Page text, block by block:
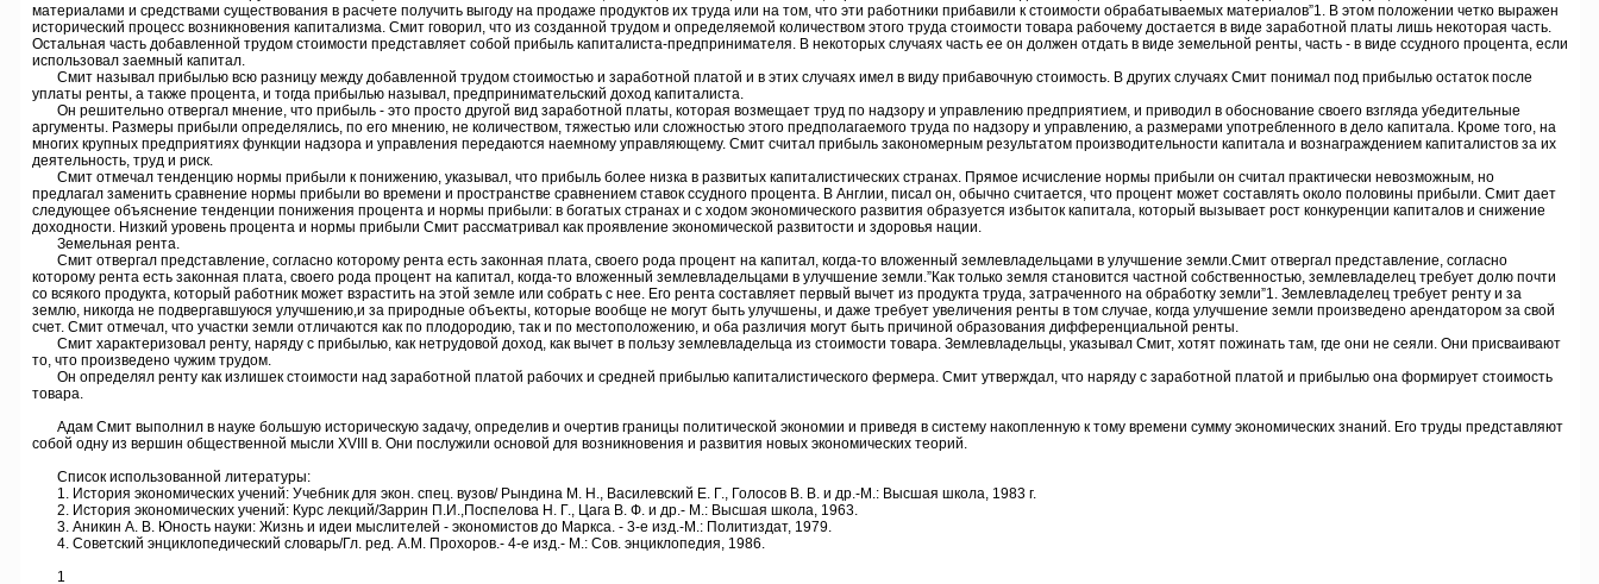
материалами и средствами существования в расчете получить выгоду на продаже продуктов их труда или на том, что эти работники прибавили к стоимости обрабатываемых материалов”1. В этом положении четко выражен
исторический процесс возникновения капитализма. Смит говорил, что из созданной трудом и определяемой количеством этого труда стоимости товара рабочему достается в виде заработной платы лишь некоторая часть.
Остальная часть добавленной трудом стоимости представляет собой прибыль капиталиста-предпринимателя. В некоторых случаях часть ее он должен отдать в виде земельной ренты, часть - в виде ссудного процента, если
использовал заемный капитал.
Смит называл прибылью всю разницу между добавленной трудом стоимостью и заработной платой и в этих случаях имел в виду прибавочную стоимость. В других случаях Смит понимал под прибылью остаток после
уплаты ренты, а также процента, и тогда прибылью называл, предпринимательский доход капиталиста.
Он решительно отвергал мнение, что прибыль - это просто другой вид заработной платы, которая возмещает труд по надзору и управлению предприятием, и приводил в обоснование своего взгляда убедительные
аргументы. Размеры прибыли определялись, по его мнению, не количеством, тяжестью или сложностью этого предполагаемого труда по надзору и управлению, а размерами употребленного в дело капитала. Кроме того, на
многих крупных предприятиях функции надзора и управления передаются наемному управляющему. Смит считал прибыль закономерным результатом производительности капитала и вознаграждением капиталистов за их
деятельность, труд и риск.
Смит отмечал тенденцию нормы прибыли к понижению, указывал, что прибыль более низка в развитых капиталистических странах. Прямое исчисление нормы прибыли он считал практически невозможным, но
предлагал заменить сравнение нормы прибыли во времени и пространстве сравнением ставок ссудного процента. В Англии, писал он, обычно считается, что процент может составлять около половины прибыли. Смит дает
следующее объяснение тенденции понижения процента и нормы прибыли: в богатых странах и с ходом экономического развития образуется избыток капитала, который вызывает рост конкуренции капиталов и снижение
доходности. Низкий уровень процента и нормы прибыли Смит рассматривал как проявление экономической развитости и здоровья нации.
Земельная рента.
Смит отвергал представление, согласно которому рента есть законная плата, своего рода процент на капитал, когда-то вложенный землевладельцами в улучшение земли.Смит отвергал представление, согласно
которому рента есть законная плата, своего рода процент на капитал, когда-то вложенный землевладельцами в улучшение земли.”Как только земля становится частной собственностью, землевладелец требует долю почти
со всякого продукта, который работник может взрастить на этой земле или собрать с нее. Его рента составляет первый вычет из продукта труда, затраченного на обработку земли”1. Землевладелец требует ренту и за
землю, никогда не подвергавшуюся улучшению,и за природные объекты, которые вообще не могут быть улучшены, и даже требует увеличения ренты в том случае, когда улучшение земли произведено арендатором за свой
счет. Смит отмечал, что участки земли отличаются как по плодородию, так и по местоположению, и оба различия могут быть причиной образования дифференциальной ренты.
Смит характеризовал ренту, наряду с прибылью, как нетрудовой доход, как вычет в пользу землевладельца из стоимости товара. Землевладельцы, указывал Смит, хотят пожинать там, где они не сеяли. Они присваивают
то, что произведено чужим трудом.
Он определял ренту как излишек стоимости над заработной платой рабочих и средней прибылью капиталистического фермера. Смит утверждал, что наряду с заработной платой и прибылью она формирует стоимость
товара.
Адам Смит выполнил в науке большую историческую задачу, определив и очертив границы политической экономии и приведя в систему накопленную к тому времени сумму экономических знаний. Его труды представляют
собой одну из вершин общественной мысли XVIII в. Они послужили основой для возникновения и развития новых экономических теорий.
Список использованной литературы:
1. История экономических учений: Учебник для экон. спец. вузов/ Рындина М. Н., Василевский Е. Г., Голосов В. В. и др.-М.: Высшая школа, 1983 г.
2. История экономических учений: Курс лекций/Заррин П.И.,Поспелова Н. Г., Цага В. Ф. и др.- М.: Высшая школа, 1963.
3. Аникин А. В. Юность науки: Жизнь и идеи мыслителей - экономистов до Маркса. - 3-е изд.-М.: Политиздат, 1979.
4. Советский энциклопедический словарь/Гл. ред. А.М. Прохоров.- 4-е изд.- М.: Сов. энциклопедия, 1986.
1